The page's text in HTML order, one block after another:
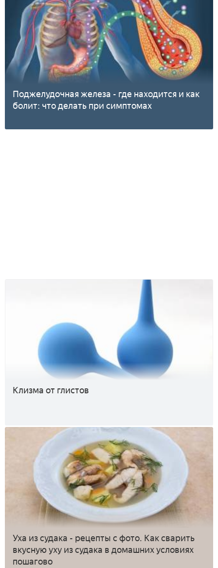
Поджелудочная железа - где находится и как
болит: что делать при симптомах
Клизма от глистов
Уха из судака - рецепты с фото. Как сварить
вкусную уху из судака в домашних условиях
пошагово